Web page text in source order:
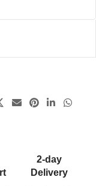
2-day
Delivery